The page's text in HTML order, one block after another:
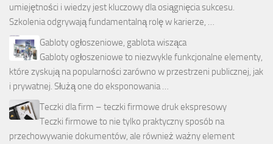
umiejętności i wiedzy jest kluczowy dla osiągnięcia sukcesu.
Szkolenia odgrywają fundamentalną rolę w karierze, …
Gabloty ogłoszeniowe, gablota wisząca
Gabloty ogłoszeniowe to niezwykle funkcjonalne elementy,
które zyskują na popularności zarówno w przestrzeni publicznej, jak
i prywatnej. Służą one do eksponowania …
Teczki dla firm – teczki firmowe druk ekspresowy
Teczki firmowe to nie tylko praktyczny sposób na
przechowywanie dokumentów, ale również ważny element